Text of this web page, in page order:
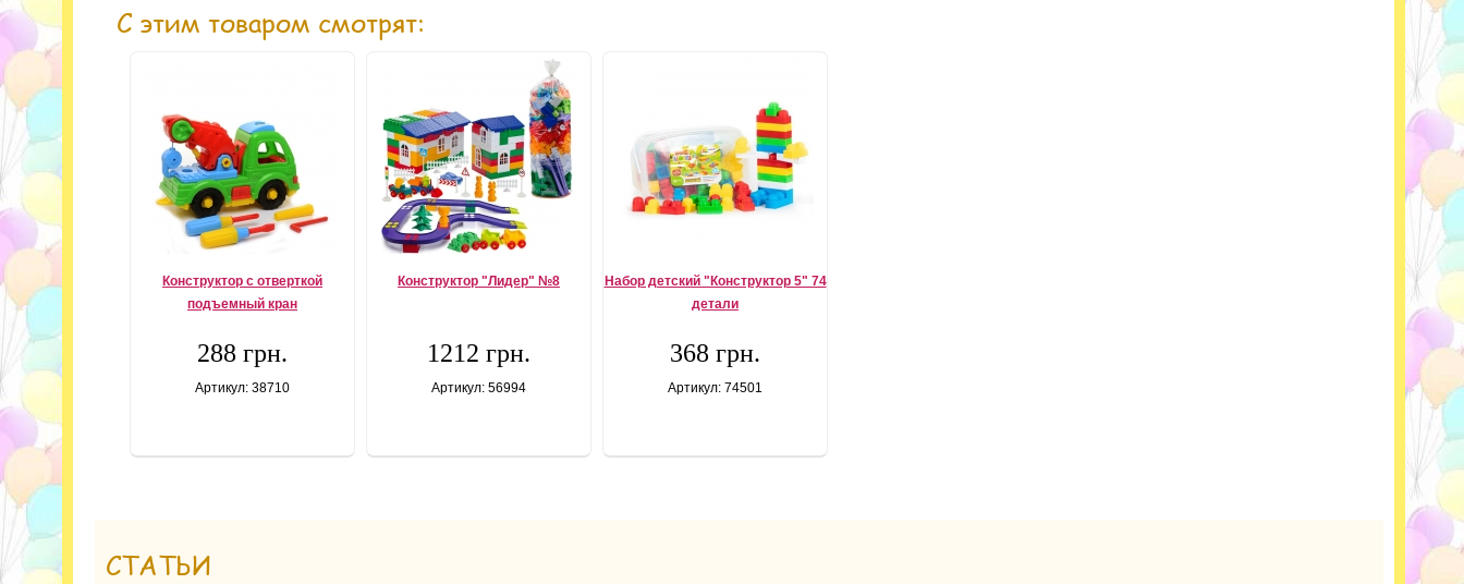
С этим товаром смотрят:
Конструктор с отверткой
подъемный кран
288 грн.
Артикул: 38710
Конструктор "Лидер" №8
1212 грн.
Артикул: 56994
Набор детский "Конструктор 5" 74
детали
368 грн.
Артикул: 74501
СТАТЬИ